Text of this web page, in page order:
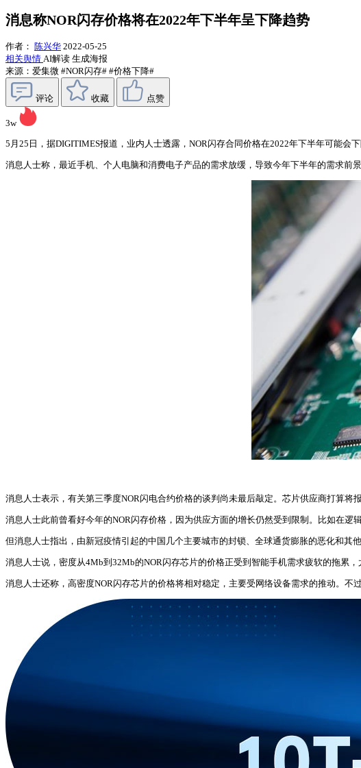
消息称NOR闪存价格将在2022年下半年呈下降趋势
作者： 陈兴华 2022-05-25
相关舆情 AI解读 生成海报
来源：爱集微 #NOR闪存# #价格下降#
评论 收藏 点赞
3w
5月25日，据DIGITIMES报道，业内人士透露，NOR闪存合同价格在2022年下半年可能会
消息人士称，最近手机、个人电脑和消费电子产品的需求放缓，导致今年下半年的需求前
消息人士表示，有关第三季度NOR闪电合约价格的谈判尚未最后敲定。芯片供应商打算将
消息人士此前曾看好今年的NOR闪存价格，因为供应方面的增长仍然受到限制。比如在
但消息人士指出，由新冠疫情引起的中国几个主要城市的封锁、全球通货膨胀的恶化和其
消息人士说，密度从4Mb到32Mb的NOR闪存芯片的价格正受到智能手机需求疲软的拖累，
消息人士还称，高密度NOR闪存芯片的价格将相对稳定，主要受网络设备需求的推动。